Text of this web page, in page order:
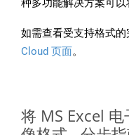
种多功能解决方案可以
如需查看受支持格式
Cloud 页面。
将 MS Excel 电